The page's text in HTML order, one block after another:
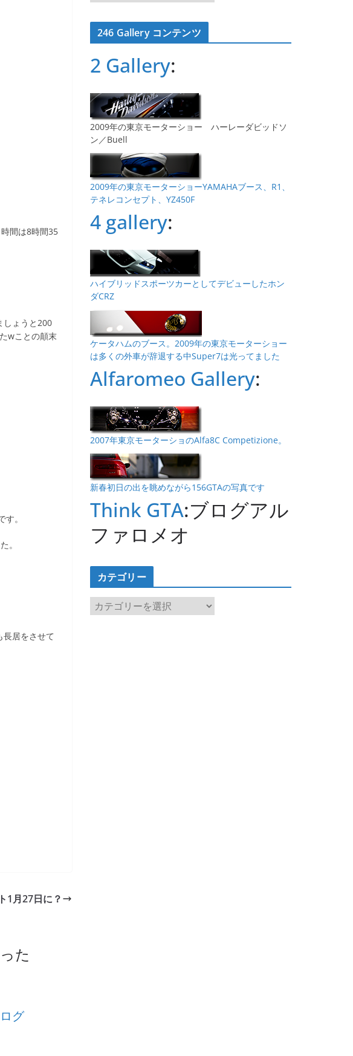
間は8時間35
しょうと200
wことの顛末
す。
。
居をさせて
1月27日に？
た
グ
ー
カ
イ246 Gallery コンテンツ
2 Gallery:
2009年の東京モーターショー ハーレーダビッドソ
ン／Buell
2009年の東京モーターショーYAMAHAブース、R1、
テネレコンセプト、YZ450F
4 gallery:
ハイブリッドスポーツカーとしてデビューしたホン
ダCRZ
ケータハムのブース。2009年の東京モーターショー
は多くの外車が辞退する中Super7は光ってました
Alfaromeo Gallery:
2007年東京モーターショのAlfa8C Competizione。
新春初日の出を眺めながら156GTAの写真です
Think GTA:ブログアル
ファロメオ
カテゴリー
カ
テ